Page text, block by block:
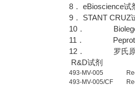
8． eBioscience试
9． STANT CRUZ
10． Biolegend
11． Peprotech
12． 罗氏原料
R&D试剂
493-MV-005
493-MV-005/CF